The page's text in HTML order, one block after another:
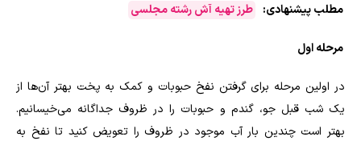
مطلب پیشنهادی: طرز تهیه آش رشته مجلسی
مرحله اول
در اولین مرحله برای گرفتن نفخ حبوبات و کمک به پخت بهتر آن‌ها از
یک شب قبل جو، گندم و حبوبات را در ظروف جداگانه می‌خیسانیم.
بهتر است چندین بار آب موجود در ظروف را تعویض کنید تا نفخ به